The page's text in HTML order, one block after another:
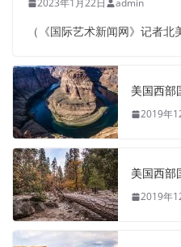
2023年1月22日 admin
（《国际艺术新闻网》记者
美国西部
2019年
美国西部
2019年